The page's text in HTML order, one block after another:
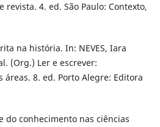
revista. 4. ed. São Paulo: Contexto,
na história. In: NEVES, Iara
(Org.) Ler e escrever:
áreas. 8. ed. Porto Alegre: Editora
do conhecimento nas ciências